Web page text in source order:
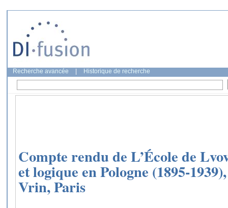
Recherche avancée Historique de recherche
Compte rendu de L’École de
et logique en Pologne (1895-
Vrin, Paris